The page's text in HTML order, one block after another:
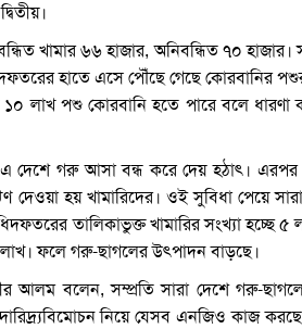
খামার ৬৬ হাজার, অনিবন্ধিত ৭০
হাতে এসে পৌঁছে গেছে কোরবানির
১০ লাখ পশু কোরবানি হতে পারে বলে
গরু আসা বন্ধ করে দেয় হঠাৎ। এরপর
হয় খামারিদের। ওই সুবিধা পেয়ে
তালিকাভুক্ত খামারির সংখ্যা হচ্ছে
লাখ। ফলে গরু-ছাগলের উৎপাদন বাড়ছে।
আলম বলেন, সম্প্রতি সারা দেশে গরু-
দারিদ্র্যবিমোচন নিয়ে যেসব এনজিও কাজ